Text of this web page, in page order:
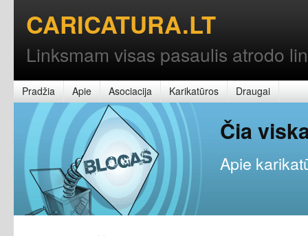
CARICATURA.LT
Linksmam visas pasaulis atrodo
Pradžia Apie Asociacija Karikatūros Draugai
Čia
Apie